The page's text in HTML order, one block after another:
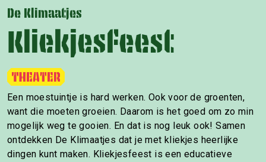
De Klimaatjes
Kliekjesfeest
Een moestuintje is hard werken. Ook voor de groenten,
want die moeten groeien. Daarom is het goed om zo min
mogelijk weg te gooien. En dat is nog leuk ook! Samen
ontdekken De Klimaatjes dat je met kliekjes heerlijke
dingen kunt maken. Kliekjesfeest is een educatieve